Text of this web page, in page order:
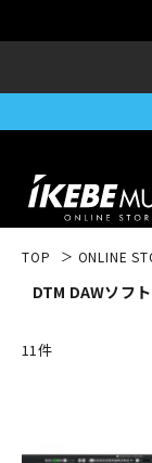
TOP ONLINE
DTM DAWソフ
11件